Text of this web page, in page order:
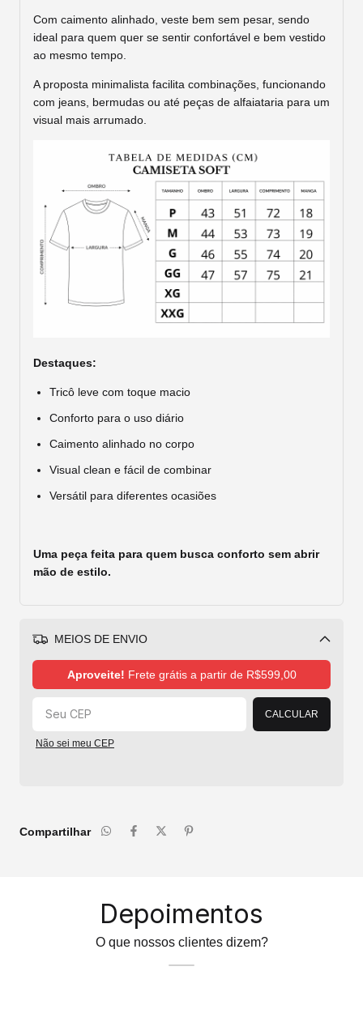
Com caimento alinhado, veste bem sem pesar, sendo
ideal para quem quer se sentir confortável e bem vestido
ao mesmo tempo.
A proposta minimalista facilita combinações, funcionando
com jeans, bermudas ou até peças de alfaiataria para um
visual mais arrumado.
Destaques:
Tricô leve com toque macio
Conforto para o uso diário
Caimento alinhado no corpo
Visual clean e fácil de combinar
Versátil para diferentes ocasiões
Uma peça feita para quem busca conforto sem abrir
mão de estilo.
MEIOS DE ENVIO
Aproveite! Frete grátis a partir de R$599,00
CALCULAR
Não sei meu CEP
Compartilhar
Depoimentos
O que nossos clientes dizem?